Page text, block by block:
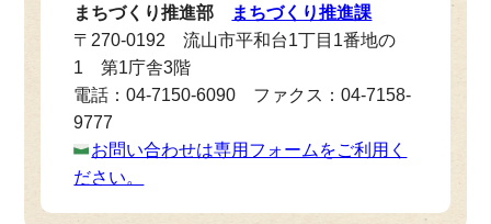
まちづくり推進部
まちづくり推進課
〒270-0192 流山市平和台1丁目1番地の
1 第1庁舎3階
電話：04-7150-6090 ファクス：04-7158-
9777
お問い合わせは専用フォームをご利用く
ださい。